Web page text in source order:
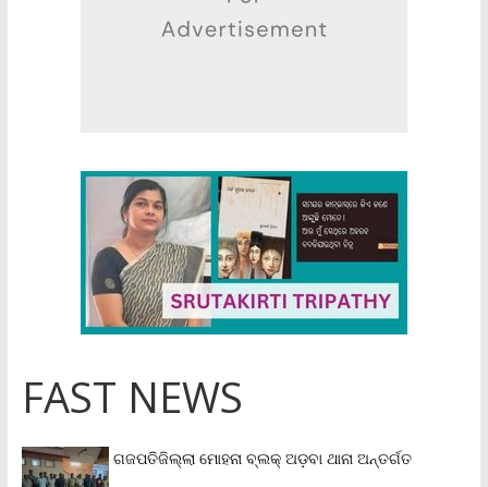
FAST NEWS
ଗଜପତିଜିଲ୍ଲା ମୋହନା ବ୍ଲକ୍‌ ଅଡ଼ବା ଥାନା ଅନ୍ତର୍ଗତ